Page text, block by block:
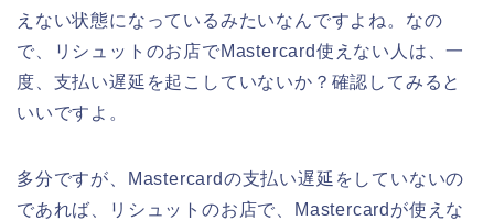
えない状態になっているみたいなんですよね。なの
で、リシュットのお店でMastercard使えない人は、一
度、支払い遅延を起こしていないか？確認してみると
いいですよ。
多分ですが、Mastercardの支払い遅延をしていないの
であれば、リシュットのお店で、Mastercardが使えな